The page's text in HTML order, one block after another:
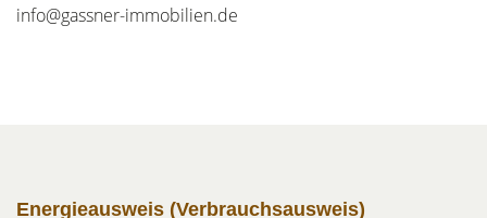
info@gassner-immobilien.de
Energieausweis (Verbrauchsausweis)